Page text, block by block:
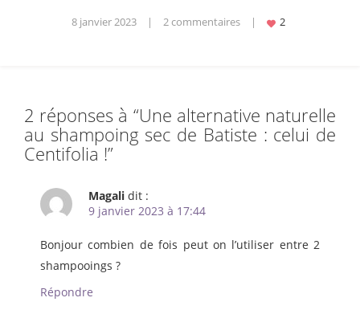
8 janvier 2023 | 2 commentaires |
2 réponses à “Une alternative naturelle
au shampoing sec de Batiste : celui de
Centifolia !”
Magali dit :
9 janvier 2023 à 17:44
Bonjour combien de fois peut on l’utiliser entre 2
shampooings ?
Répondre